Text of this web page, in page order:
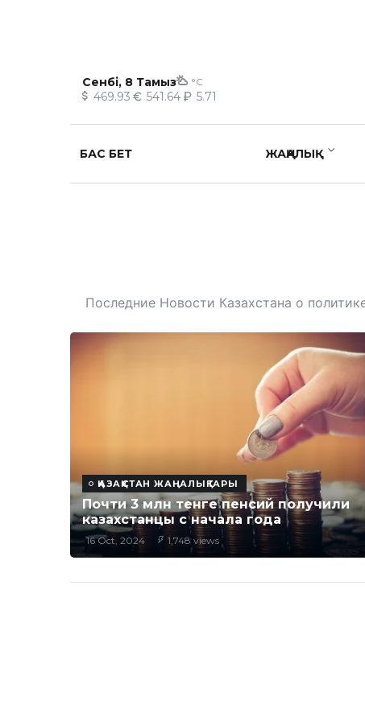
Сенбі, 8 Тамыз °C
469.93 541.64 5.71
БАС БЕТ ЖАҢАЛЫҚ
Последние Новости Казахстана о
ҚАЗАҚСТАН ЖАҢАЛЫҚТАРЫ
Почти 3 млн тенге пенсий получили
казахстанцы с начала года
16 Oct, 2024 1,748 views